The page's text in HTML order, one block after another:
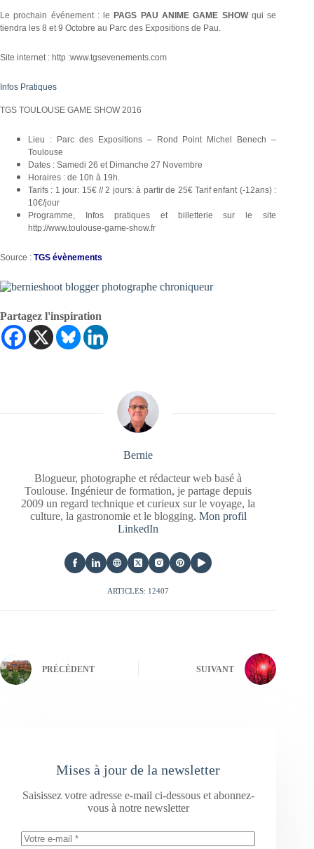
Le prochain événement : le PAGS PAU ANIME GAME SHOWqui se
tiendra les 8 et 9 Octobre au Parc des Expositions de Pau.
Site internet : http :www.tgsevenements.com
Infos Pratiques
TGS TOULOUSE GAME SHOW 2016
Lieu : Parc des Expositions – Rond Point Michel Benech –
Toulouse
Dates : Samedi 26 et Dimanche 27 Novembre
Horaires : de 10h à 19h.
Tarifs : 1 jour: 15€ // 2 jours: à partir de 25€ Tarif enfant (-12ans) :
10€/jour
Programme, Infos pratiques et billetterie sur le site
http://www.toulouse-game-show.fr
Source : TGS évènements
Partagez l'inspiration
Bernie
Blogueur, photographe et rédacteur web basé à
Toulouse. Ingénieur de formation, je partage depuis
2009 un regard technique et curieux sur le voyage, la
culture, la gastronomie et le blogging. Mon profil
LinkedIn
ARTICLES: 12407
PRÉCÉDENT SUIVANT
Mises à jour de la newsletter
Saisissez votre adresse e-mail ci-dessous et abonnez-
vous à notre newsletter